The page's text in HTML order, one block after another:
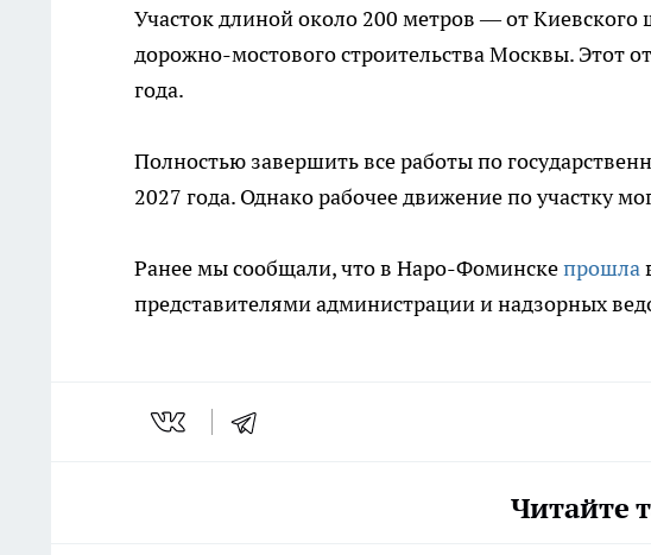
Участок длиной около 200 метров — от
дорожно-мостового строительства Москвы. Этот
года.
Полностью завершить все работы по
2027 года. Однако рабочее движение по участку
Ранее мы сообщали, что в Наро-Фоминскепрошла
представителями администрации и надзорных
Читайте